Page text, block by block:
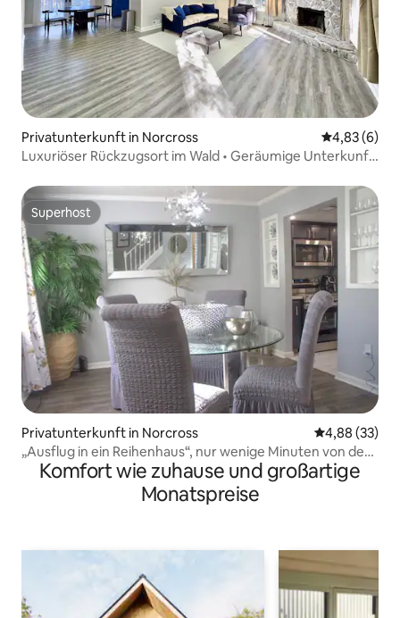
Privatunterkunft in Norcross
4,83 (6)
Luxuriöser Rückzugsort im Wald • Geräumige Unterkunft
Superhost
Superhost
Privatunterkunft in Norcross
4,88 (33)
„Ausflug in ein Reihenhaus“, nur wenige Minuten von der
Innenstadt entfernt Norcross
Komfort wie zuhause und großartige
Monatspreise